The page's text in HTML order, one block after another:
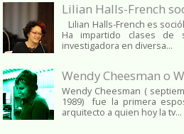
Lilian Halls-French
Lilian Halls-French es
Ha impartido clases de
investigadora en diversa...
Wendy Cheesman o
Wendy Cheesman (
1989) fue la primera
arquitecto a quien hoy la tv...